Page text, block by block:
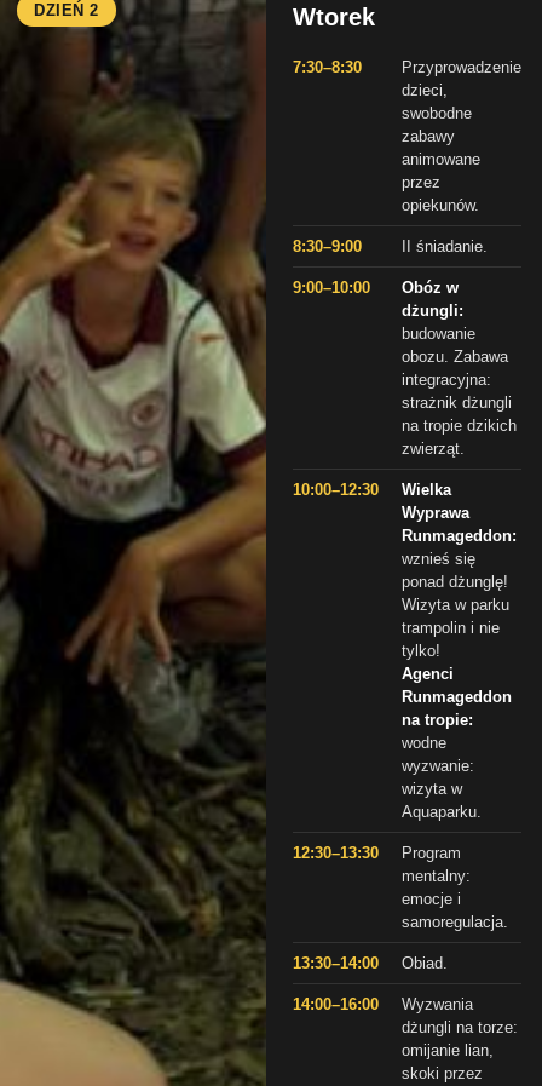
DZIEŃ 2 Wtorek
7:30–8:30
Przyprowadzenie
dzieci,
swobodne
zabawy
animowane
przez
opiekunów.
8:30–9:00 II śniadanie.
9:00–10:00
Obóz w
dżungli:
budowanie
obozu. Zabawa
integracyjna:
strażnik dżungli
na tropie dzikich
zwierząt.
10:00–12:30
Wielka
Wyprawa
Runmageddon:
wznieś się
ponad dżunglę!
Wizyta w parku
trampolin i nie
tylko!
Agenci
Runmageddon
na tropie:
wodne
wyzwanie:
wizyta w
Aquaparku.
12:30–13:30
Program
mentalny:
emocje i
samoregulacja.
13:30–14:00 Obiad.
14:00–16:00
Wyzwania
dżungli na torze:
omijanie lian,
skoki przez